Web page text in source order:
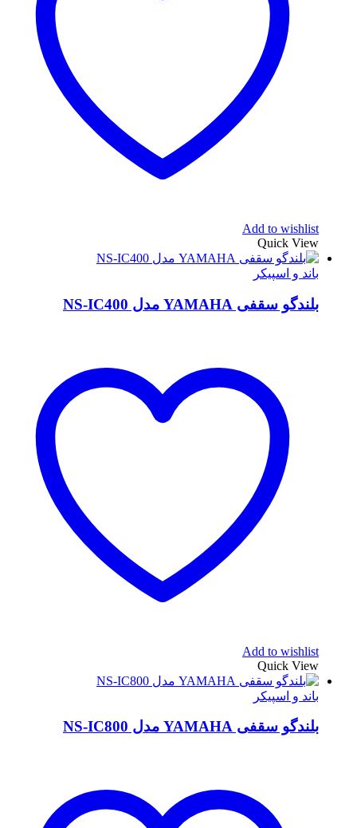
Add to wishlist
Quick View
باند و اسپیکر
بلندگو سقفی YAMAHA مدل NS-IC400
Add to wishlist
Quick View
باند و اسپیکر
بلندگو سقفی YAMAHA مدل NS-IC800